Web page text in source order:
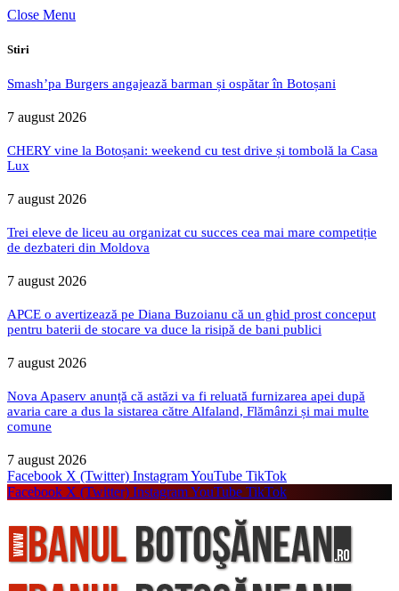
Close Menu
Stiri
Smash’pa Burgers angajează barman și ospătar în Botoșani
7 august 2026
CHERY vine la Botoșani: weekend cu test drive și tombolă la Casa
Lux
7 august 2026
Trei eleve de liceu au organizat cu succes cea mai mare competiție
de dezbateri din Moldova
7 august 2026
APCE o avertizează pe Diana Buzoianu că un ghid prost conceput
pentru baterii de stocare va duce la risipă de bani publici
7 august 2026
Nova Apaserv anunță că astăzi va fi reluată furnizarea apei după
avaria care a dus la sistarea către Alfaland, Flămânzi și mai multe
comune
7 august 2026
Facebook X (Twitter) InstagramYouTube TikTok
Facebook X (Twitter) InstagramYouTube TikTok